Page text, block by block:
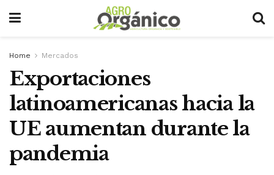
Home Mercados
Exportaciones
latinoamericanas hacia la
UE aumentan durante la
pandemia